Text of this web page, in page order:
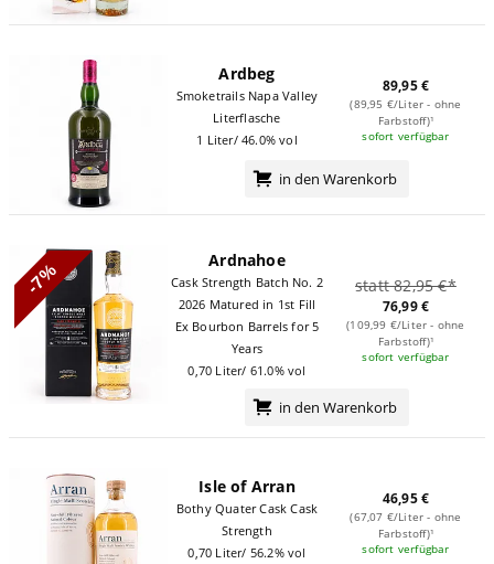
Ardbeg
Smoketrails Napa Valley
Literflasche
1 Liter/ 46.0% vol
89,95 €
(89,95 €/Liter - ohne
Farbstoff)¹
sofort verfügbar
in den Warenkorb
-7%
Ardnahoe
Cask Strength Batch No. 2
2026 Matured in 1st Fill
Ex Bourbon Barrels for 5
Years
0,70 Liter/ 61.0% vol
statt 82,95 €*
76,99 €
(109,99 €/Liter - ohne
Farbstoff)¹
sofort verfügbar
in den Warenkorb
Isle of Arran
Bothy Quater Cask Cask
Strength
0,70 Liter/ 56.2% vol
46,95 €
(67,07 €/Liter - ohne
Farbstoff)¹
sofort verfügbar